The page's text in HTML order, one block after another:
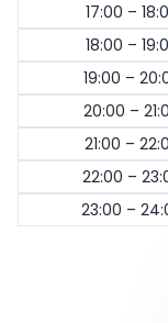
17:00 –
18:00 –
19:00 –
20:00 –
21:00 –
22:00 –
23:00 –